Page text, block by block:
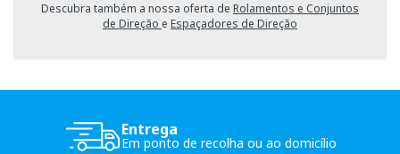
Descubra também a nossa oferta de Rolamentos e Conjuntos
de Direção e Espaçadores de Direção
Entrega
Em ponto de recolha ou ao domicílio